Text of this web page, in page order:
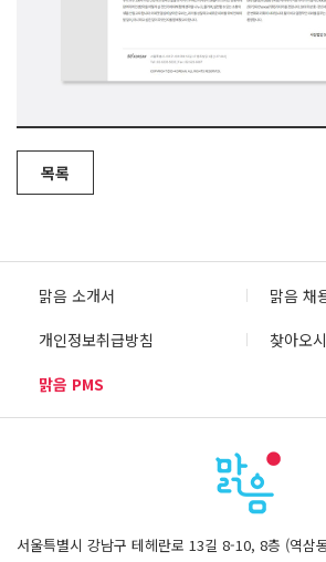
목록
맑음 소개서
맑음 채
개인정보취급방침
찾아오
맑음 PMS
서울특별시 강남구 테헤란로 13길 8-10, 8층 (역삼